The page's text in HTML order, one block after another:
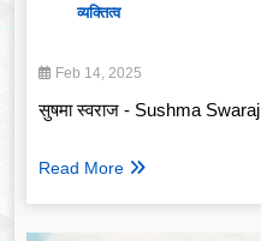
व्यक्तित्व
Feb 14, 2025
सुषमा स्वराज - Sushma Swaraj
Read More